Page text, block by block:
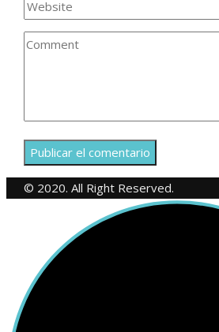
© 2020. All Right Reserved.